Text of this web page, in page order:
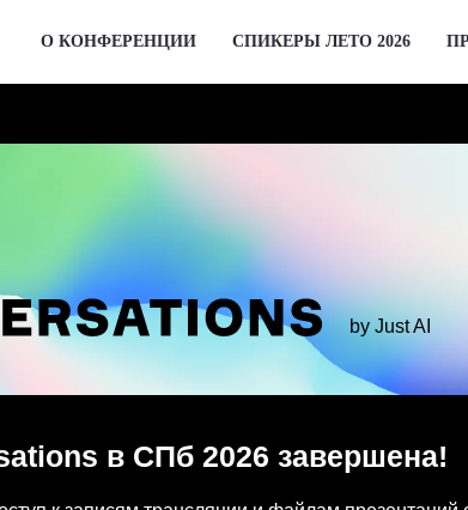
О КОНФЕРЕНЦИИ СПИКЕРЫ ЛЕТО 2026
by Just AI
к записям трансляции и файлам презентаций обоих дней
почту придет письмо от команды конференции.